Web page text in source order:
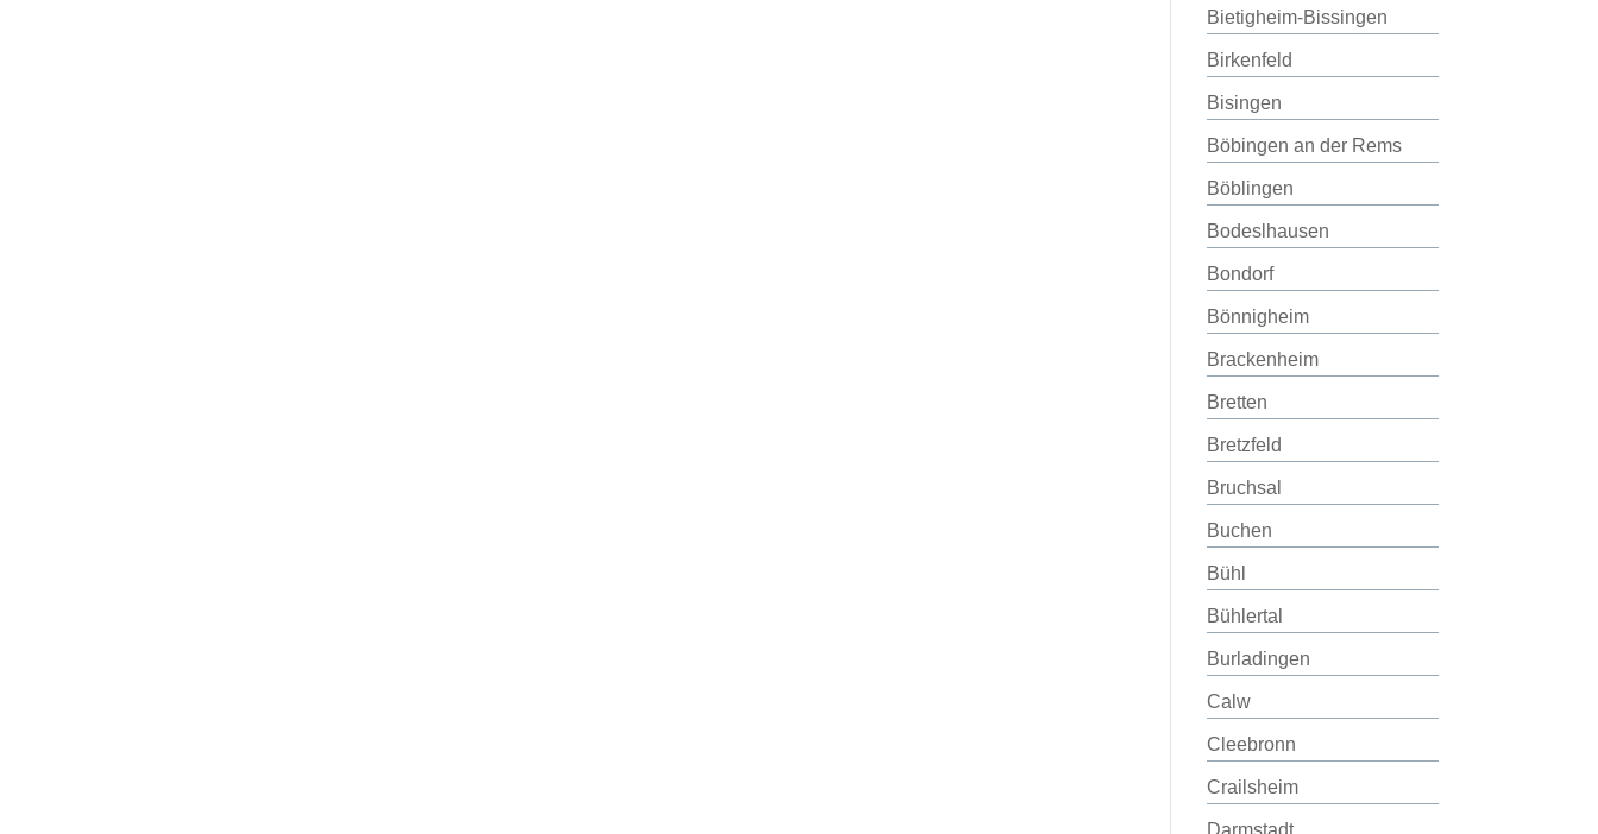
Bietigheim-Bissingen
Birkenfeld
Bisingen
Böbingen an der Rems
Böblingen
Bodeslhausen
Bondorf
Bönnigheim
Brackenheim
Bretten
Bretzfeld
Bruchsal
Buchen
Bühl
Bühlertal
Burladingen
Calw
Cleebronn
Crailsheim
Darmstadt